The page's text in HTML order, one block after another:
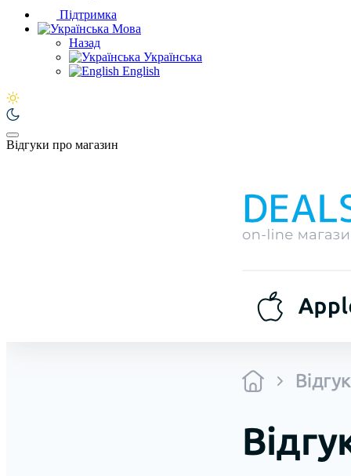
Підтримка
Мова
Назад
Українська
English
Відгуки про магазин